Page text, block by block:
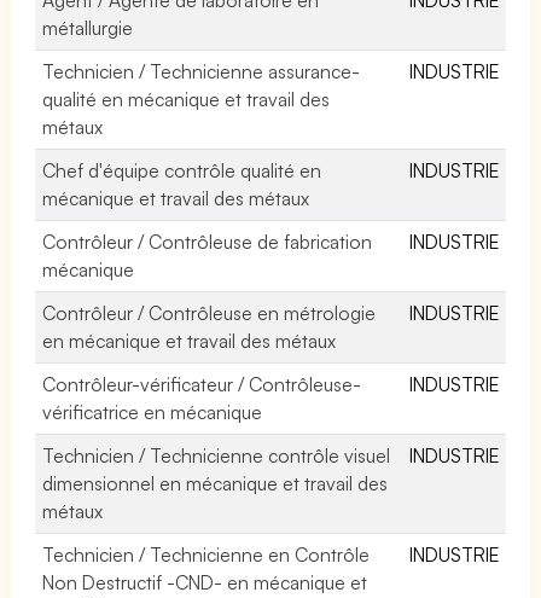
métallurgie
Technicien / Technicienne assurance-
qualité en mécanique et travail des
métaux
INDUSTRIE
Chef d'équipe contrôle qualité en
mécanique et travail des métaux
INDUSTRIE
Contrôleur / Contrôleuse de fabrication
mécanique
INDUSTRIE
Contrôleur / Contrôleuse en métrologie
en mécanique et travail des métaux
INDUSTRIE
Contrôleur-vérificateur / Contrôleuse-
vérificatrice en mécanique
INDUSTRIE
Technicien / Technicienne contrôle visuel
dimensionnel en mécanique et travail des
métaux
INDUSTRIE
Technicien / Technicienne en Contrôle
Non Destructif -CND- en mécanique et
INDUSTRIE